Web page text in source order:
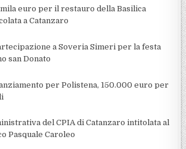
euro per il restauro della Basilica
a Catanzaro
a Soveria Simeri per la festa
san Donato
per Polistena, 150.000 euro per
del CPIA di Catanzaro intitolata al
Pasquale Caroleo